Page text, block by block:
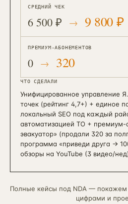
СРЕДНИЙ ЧЕК
6 500 ₽ 9 800 ₽
ПРЕМИУМ-АБОНЕМЕНТОВ
0 320
ЧТО СДЕЛАЛИ
Унифицированное управление
точек (рейтинг 4,7+) + единое
локальный SEO под каждый
автоматизацией ТО + премиум-
эвакуатор» (продали 320 за
программа «приведи друга →
обзоры на YouTube (3 видео/
Полные кейсы под NDA — покажем
цифрами и